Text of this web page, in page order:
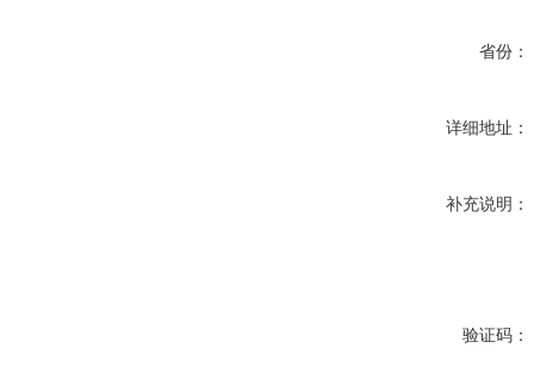
省份：
详细地址：
补充说明：
验证码：